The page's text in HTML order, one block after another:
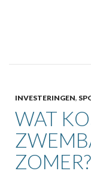
INVESTERINGEN,
WAT